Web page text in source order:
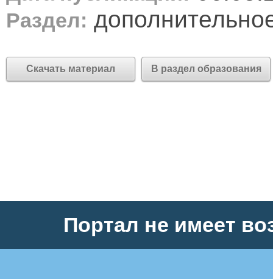
Раздел:
Скачать материал В раздел образования
Портал не имеет